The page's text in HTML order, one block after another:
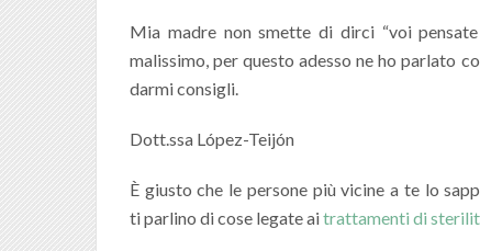
Mia madre non smette di dirci “voi
malissimo, per questo adesso ne ho parlato
darmi consigli.
Dott.ssa López-Teijón
È giusto che le persone più vicine a te lo
ti parlino di cose legate aitrattamenti di